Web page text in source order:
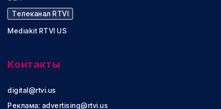
Телеканал RTVI
Mediakit RTVI US
Контакты
digital@rtvi.us
Реклама: advertising@rtvi.us